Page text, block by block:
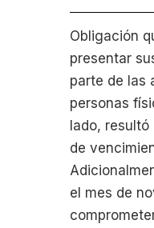
Obligación
presentar
parte de las
personas
lado,
de
el mes de